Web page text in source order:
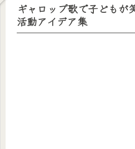
ギャロップ歌で子どもが
活動アイデア集